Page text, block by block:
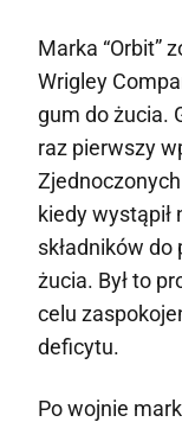
Marka “Orbit”
Wrigley
gum do żucia.
raz pierwszy
kiedy
składników
żucia. Był to
celu
deficytu.
Po wojnie